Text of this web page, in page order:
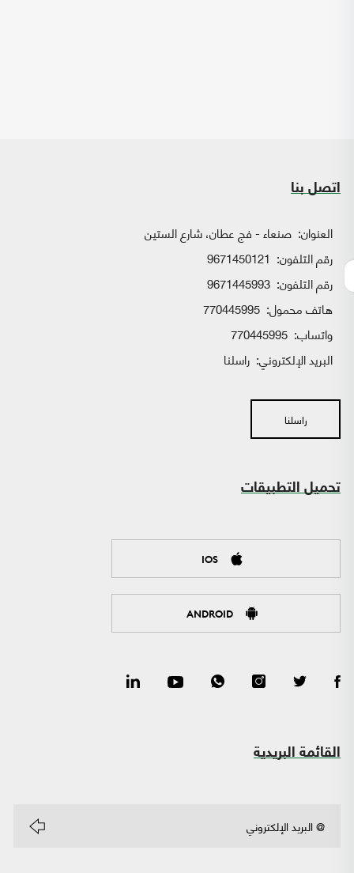
اتصل بنا
العنوان: صنعاء - فج عطان، شارع الستين
رقم التلفون: 9671450121
رقم التلفون: 9671445993
هاتف محمول: 770445995
واتساب:
البريد الإلكتروني: راسلنا
راسلنا
تحميل التطبيقات
IOS
ANDROID
القائمة البريدية